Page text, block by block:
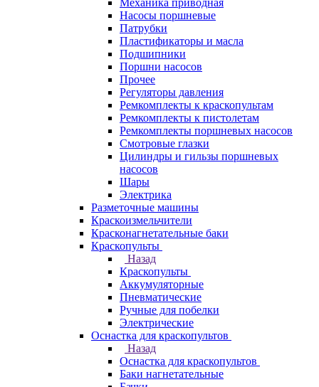
Механика приводная
Насосы поршневые
Патрубки
Пластификаторы и масла
Подшипники
Поршни насосов
Прочее
Регуляторы давления
Ремкомплекты к краскопультам
Ремкомплекты к пистолетам
Ремкомплекты поршневых насосов
Смотровые глазки
Цилиндры и гильзы поршневых
насосов
Шары
Электрика
Разметочные машины
Краскоизмельчители
Красконагнетательные баки
Краскопульты
Назад
Краскопульты
Аккумуляторные
Пневматические
Ручные для побелки
Электрические
Оснастка для краскопультов
Назад
Оснастка для краскопультов
Баки нагнетательные